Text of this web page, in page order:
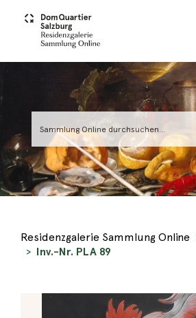
Residenzgalerie Sammlung Online
Inv.-Nr. PLA 89